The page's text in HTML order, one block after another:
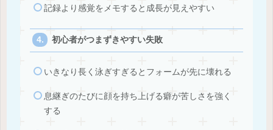
記録より感覚をメモすると成長が見えやすい
初心者がつまずきやすい失敗
いきなり長く泳ぎすぎるとフォームが先に壊れる
息継ぎのたびに顔を持ち上げる癖が苦しさを強く
する